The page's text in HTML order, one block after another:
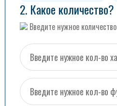
2. Какое количество?
Введите нужное количество